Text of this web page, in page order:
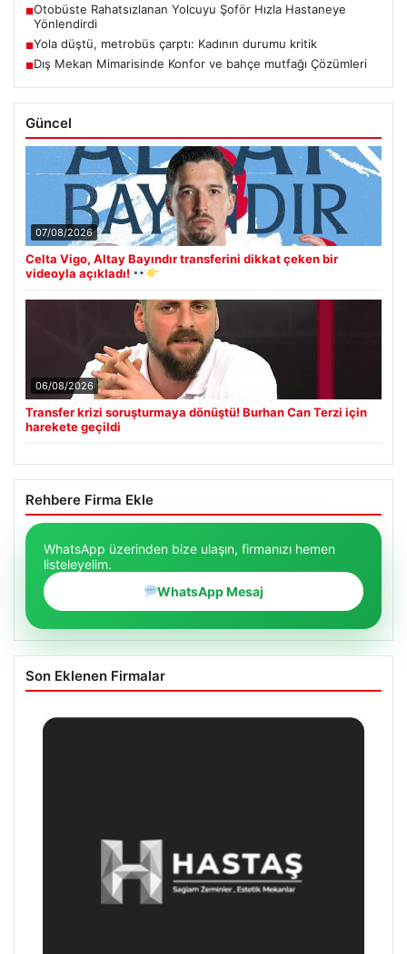
■Otobüste Rahatsızlanan Yolcuyu Şoför Hızla Hastaneye
Yönlendirdi
■Yola düştü, metrobüs çarptı: Kadının durumu kritik
■Dış Mekan Mimarisinde Konfor ve bahçe mutfağı Çözümleri
Güncel
07/08/2026
Celta Vigo, Altay Bayındır transferini dikkat çeken bir
videoyla açıkladı!
06/08/2026
Transfer krizi soruşturmaya dönüştü! Burhan Can Terzi için
harekete geçildi
Rehbere Firma Ekle
WhatsApp üzerinden bize ulaşın, firmanızı hemen
listeleyelim.
WhatsApp Mesaj
Son Eklenen Firmalar